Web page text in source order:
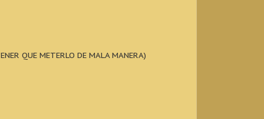
QUE METERLO DE MALA MANERA)